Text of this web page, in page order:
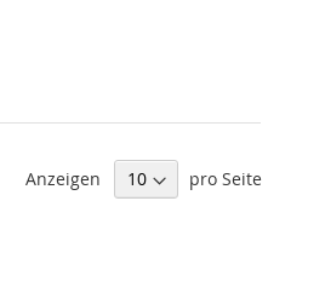
Anzeigen pro Seite